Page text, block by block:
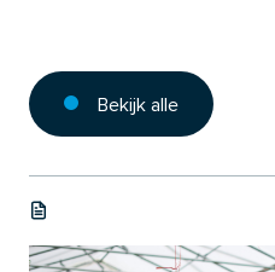
Bekijk alle